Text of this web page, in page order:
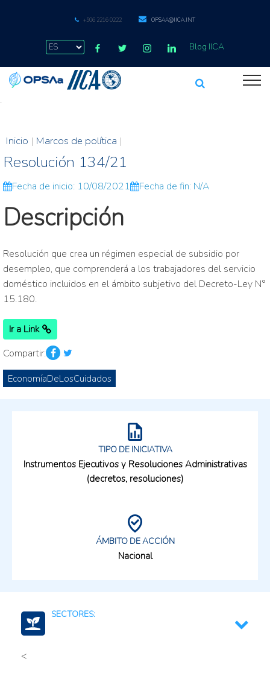
+506 2216 0222 OPSAA@IICA.INT
Blog IICA
.
Inicio | Marcos de política |
Resolución 134/21
Fecha de inicio: 10/08/2021 Fecha de fin: N/A
Descripción
Resolución que crea un régimen especial de subsidio por
desempleo, que comprenderá a los trabajadores del servicio
doméstico incluidos en el ámbito subjetivo del Decreto-Ley N°
15.180.
Ir a Link
Compartir:
EconomíaDeLosCuidados
TIPO DE INICIATIVA
Instrumentos Ejecutivos y Resoluciones Administrativas
(decretos, resoluciones)
ÁMBITO DE ACCIÓN
Nacional
SECTORES:
<